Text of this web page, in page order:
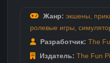
Жанр: экшены
ролевые игры
Разработчик: The
Издатель: The Fun